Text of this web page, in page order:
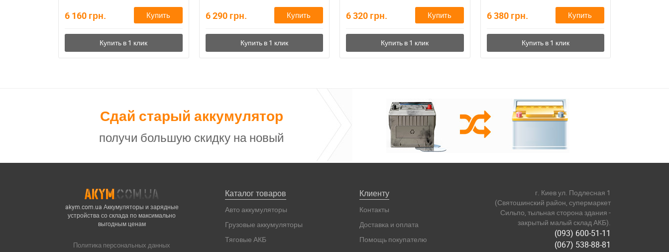
6 160 грн. Купить 6 290 грн. Купить 6 320 грн. Купить 6 380 грн. Купить
Сдай старый аккумулятор
получи большую скидку на новый
akym.com.ua Аккумуляторы и зарядные
устройства со склада по максимально
выгодным ценам
Политика персональных данных
Каталог товаров
Авто аккумуляторы
Грузовые аккумуляторы
Тяговые АКБ
Клиенту
Контакты
Доставка и оплата
Помощь покупателю
г. Киев ул. Подлесная 1
(Святошинский район, супермаркет
Сильпо, тыльная сторона здания -
закрытый малый склад АКБ).
(093) 600-51-11
(067) 538-88-81